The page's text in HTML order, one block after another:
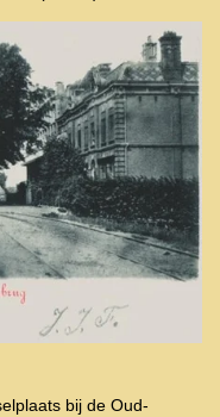
bij de Oud-